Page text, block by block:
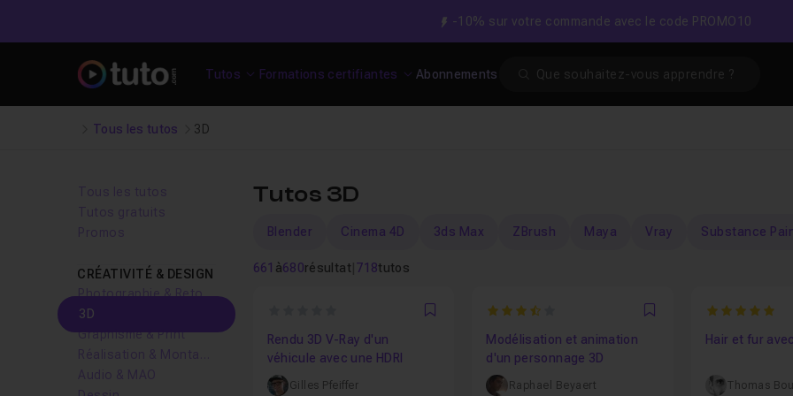
-10% sur votre commande avec le code PROMO10
Tutos Formations certifiantes Abonnements
Tous les tutos 3D
Tous les tutos
Tutos gratuits
Promos
CRÉATIVITÉ & DESIGN
Photographie & Retouche
3D
Graphisme & Print
Audio & MAO
Tutos 3D
Blender Cinema 4D 3ds Max ZBrush Maya Vray Substance
661 à680résultat| 718tutos
Favori
Rendu 3D V-Ray d'un
véhicule avec une HDRI
Gilles Pfeiffer
3.65 Favori
Modélisation et animation
d'un personnage 3D
Raphael Beyaert
5
Hair et fur
Thomas